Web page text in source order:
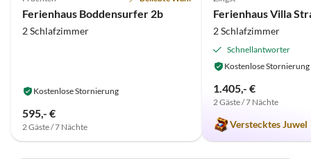
Ferienhaus Boddensurfer 2b
2 Schlafzimmer
Kostenlose Stornierung
595,- €
2 Gäste / 7 Nächte
Ferienhaus Villa
2 Schlafzimmer
Schnellantworter
Kostenlose Stornierung
1.405,- €
2 Gäste / 7 Nächte
Verstecktes Juwel